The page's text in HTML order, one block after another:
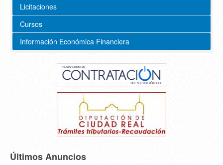
Licitaciones
Cursos
Información Económica Financiera
Últimos Anuncios